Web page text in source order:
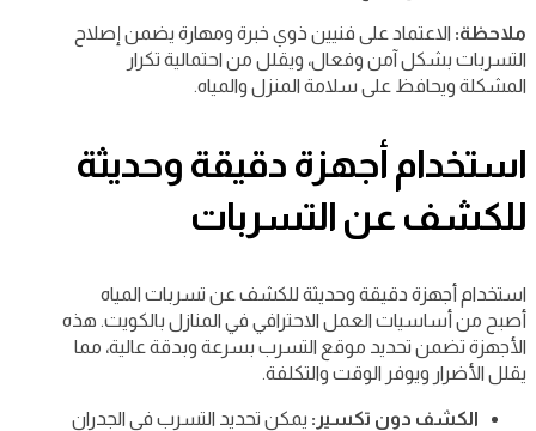
ملاحظة: الاعتماد على فنيين ذوي خبرة ومهارة يضمن إصلاح
التسربات بشكل آمن وفعال، ويقلل من احتمالية تكرار
المشكلة ويحافظ على سلامة المنزل والمياه.
استخدام أجهزة دقيقة وحديثة
للكشف عن التسربات
استخدام أجهزة دقيقة وحديثة للكشف عن تسربات المياه
أصبح من أساسيات العمل الاحترافي في المنازل بالكويت. هذه
الأجهزة تضمن تحديد موقع التسرب بسرعة وبدقة عالية، مما
يقلل الأضرار ويوفر الوقت والتكلفة.
الكشف دون تكسير: يمكن تحديد التسرب في الجدران